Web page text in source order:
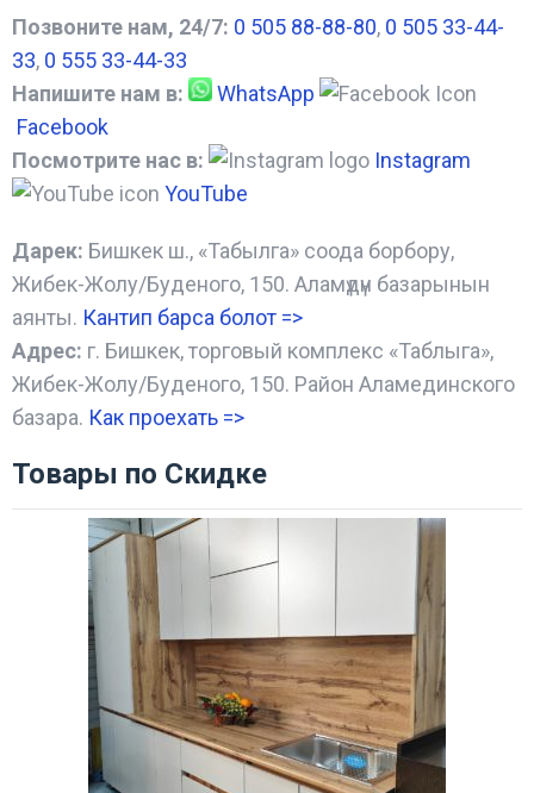
Позвоните нам, 24/7: 0 505 88-88-80, 0 505 33-44-
33, 0 555 33-44-33
Напишите нам в:
WhatsApp
Facebook
Посмотрите нас в:
Instagram
YouTube
Дарек: Бишкек ш., «Табылга» соода борбору,
Жибек-Жолу/Буденого, 150. Аламүдүн базарынын
аянты. Кантип барса болот =>
Адрес: г. Бишкек, торговый комплекс «Таблыга»,
Жибек-Жолу/Буденого, 150. Район Аламединского
базара. Как проехать =>
Товары по Скидке